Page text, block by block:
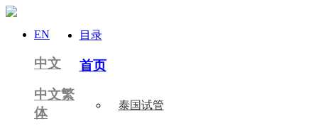
EN
中文
中文繁
体
目录
首页
泰国试管